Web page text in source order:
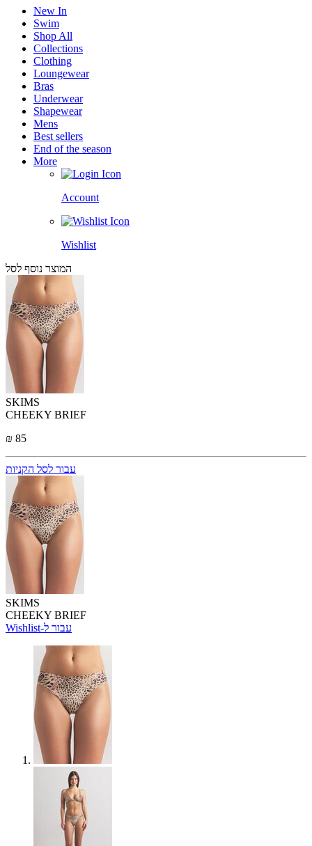
New In
Swim
Shop All
Collections
Clothing
Loungewear
Bras
Underwear
Shapewear
Mens
Best sellers
End of the season
More
Account
Wishlist
המוצר נוסף לסל
SKIMS
CHEEKY BRIEF
₪ 85
עבור לסל הקניות
SKIMS
CHEEKY BRIEF
Wishlist-עבור ל